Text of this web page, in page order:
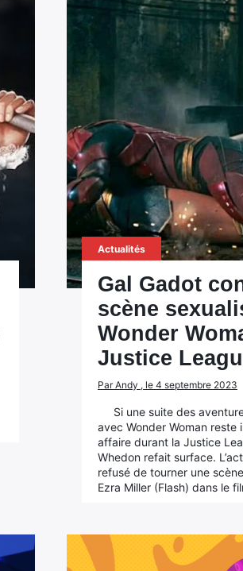
Actualités
Gal Gadot
scène
Wonder
Justice
Par Andy , le 4 septembre 2023
Si une suite des
avec Wonder Woman reste
affaire durant la Justice
Whedon refait surface.
refusé de tourner une
Ezra Miller (Flash) dans le